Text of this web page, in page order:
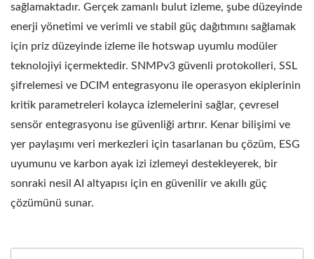
sağlamaktadır. Gerçek zamanlı bulut izleme, şube düzeyinde
enerji yönetimi ve verimli ve stabil güç dağıtımını sağlamak
için priz düzeyinde izleme ile hotswap uyumlu modüler
teknolojiyi içermektedir. SNMPv3 güvenli protokolleri, SSL
şifrelemesi ve DCIM entegrasyonu ile operasyon ekiplerinin
kritik parametreleri kolayca izlemelerini sağlar, çevresel
sensör entegrasyonu ise güvenliği artırır. Kenar bilişimi ve
yer paylaşımı veri merkezleri için tasarlanan bu çözüm, ESG
uyumunu ve karbon ayak izi izlemeyi destekleyerek, bir
sonraki nesil AI altyapısı için en güvenilir ve akıllı güç
çözümünü sunar.